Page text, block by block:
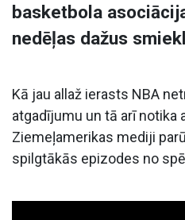
basketbola
nedēļas dažus
Kā jau allaž ierasts NBA
atgadījumu un tā arī notika
Ziemeļamerikas mediji
spilgtākās epizodes no